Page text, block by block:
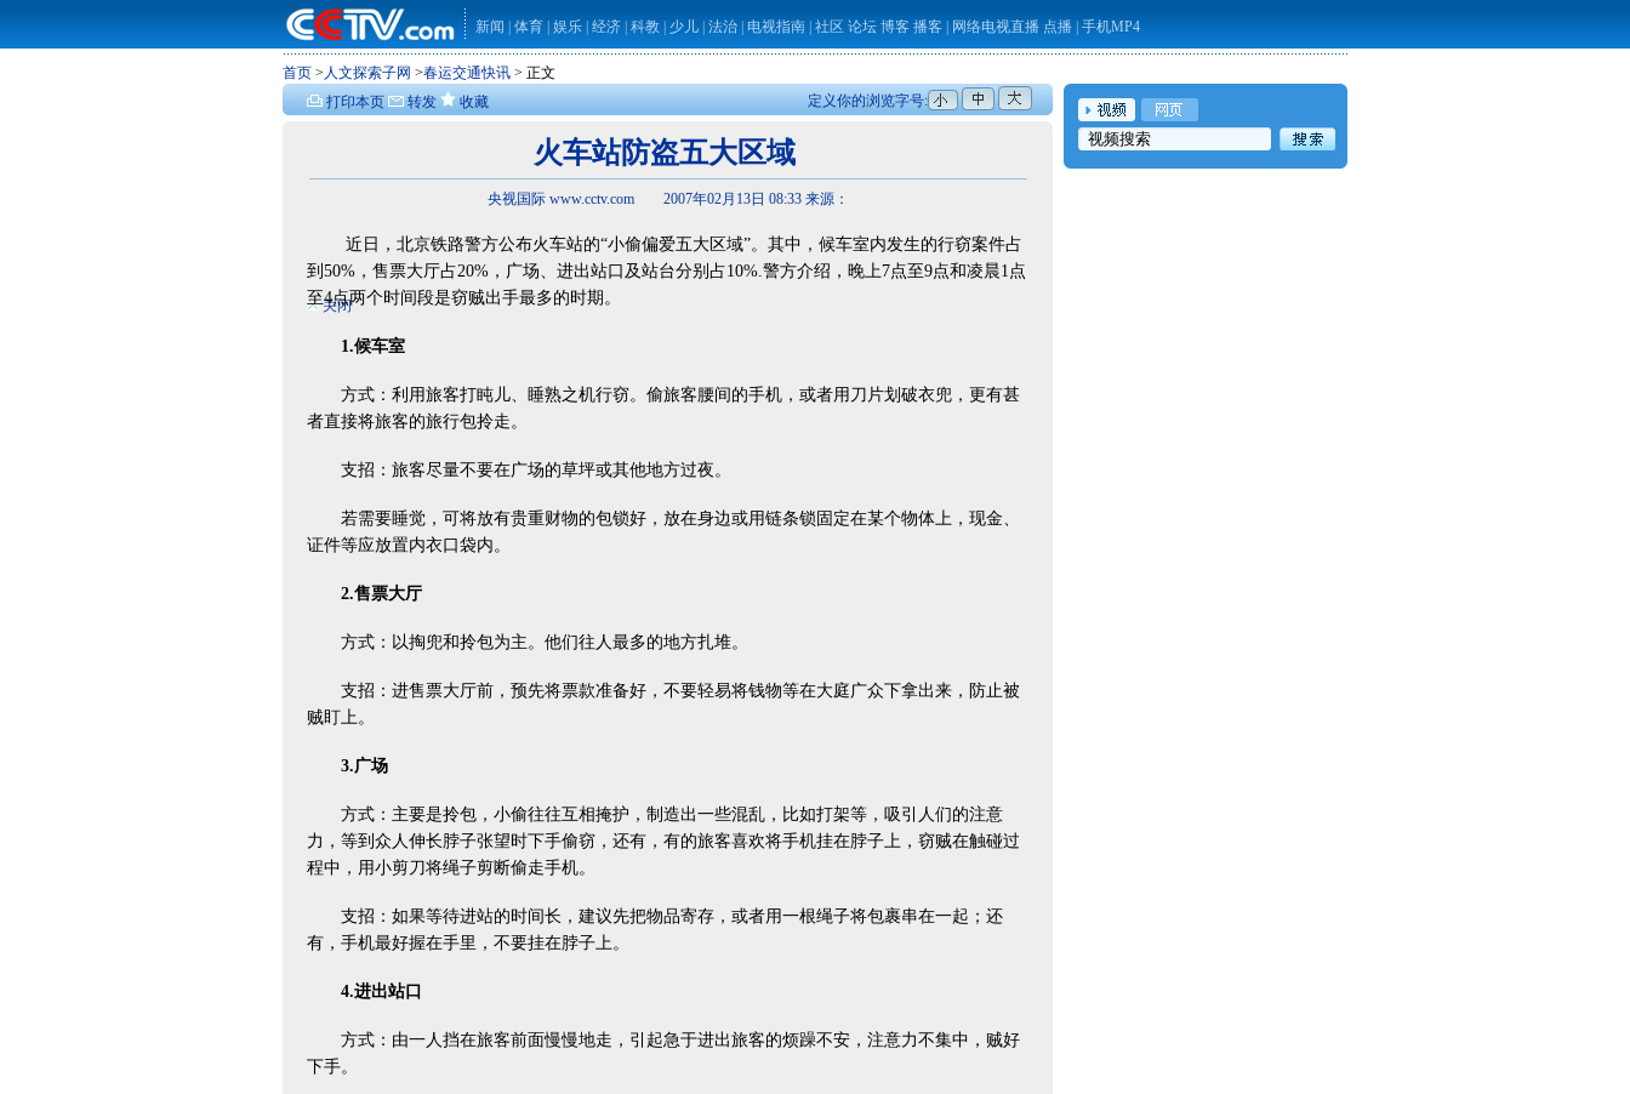
新闻 体育 娱乐 经济 科教 少儿 法治 电视指南 社区 论坛 博客 播客 网络电视直播 点播 手机MP4
首页 > 人文探索子网 >春运交通快讯 > 正文
打印本页
转发 收藏
关闭
定义你的浏览字号:
火车站防盗五大区域
央视国际 www.cctv.com 2007年02月13日 08:33 来源：
近日，北京铁路警方公布火车站的“小偷偏爱五大区域”。其中，候车室内发生的行窃案件占
到50%，售票大厅占20%，广场、进出站口及站台分别占10%.警方介绍，晚上7点至9点和凌晨1点
至4点两个时间段是窃贼出手最多的时期。
1.候车室
方式：利用旅客打盹儿、睡熟之机行窃。偷旅客腰间的手机，或者用刀片划破衣兜，更有甚
者直接将旅客的旅行包拎走。
支招：旅客尽量不要在广场的草坪或其他地方过夜。
若需要睡觉，可将放有贵重财物的包锁好，放在身边或用链条锁固定在某个物体上，现金、
证件等应放置内衣口袋内。
2.售票大厅
方式：以掏兜和拎包为主。他们往人最多的地方扎堆。
支招：进售票大厅前，预先将票款准备好，不要轻易将钱物等在大庭广众下拿出来，防止被
贼盯上。
3.广场
方式：主要是拎包，小偷往往互相掩护，制造出一些混乱，比如打架等，吸引人们的注意
力，等到众人伸长脖子张望时下手偷窃，还有，有的旅客喜欢将手机挂在脖子上，窃贼在触碰过
程中，用小剪刀将绳子剪断偷走手机。
支招：如果等待进站的时间长，建议先把物品寄存，或者用一根绳子将包裹串在一起；还
有，手机最好握在手里，不要挂在脖子上。
4.进出站口
方式：由一人挡在旅客前面慢慢地走，引起急于进出旅客的烦躁不安，注意力不集中，贼好
下手。